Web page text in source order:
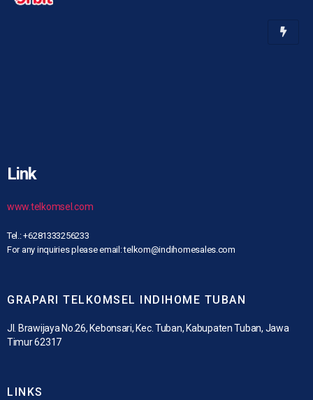
Link
www.telkomsel.com
Tel.: +6281333256233
For any inquiries please email: telkom@indihomesales.com
GRAPARI TELKOMSEL INDIHOME TUBAN
Jl. Brawijaya No.26, Kebonsari, Kec. Tuban, Kabupaten Tuban, Jawa
Timur 62317
LINKS